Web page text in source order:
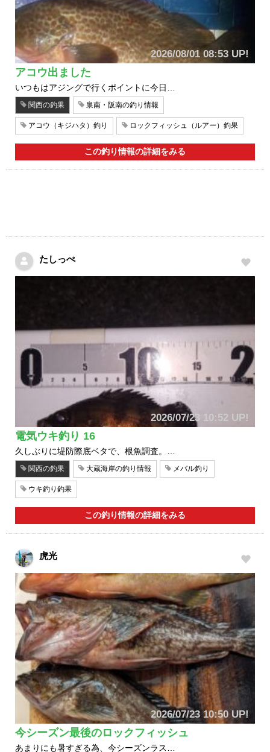
2026/08/01 08:53 UP!
アコウ出ました
いつもはアジングで行くポイントに今日…
関西の釣果 泉南・阪南の釣り情報
アコウ（キジハタ）釣り ロックフィッシュ（ルアー）釣果
この釣り情報の詳細をみる
たしっぺ
2026/07/23 10:52 UP!
電気ウキ釣り 16
久しぶりに堤防際底ベタで、根魚調査。…
関西の釣果 大蔵海岸の釣り情報 メバル釣り
ウキ釣り釣果
この釣り情報の詳細をみる
虎光
2026/07/23 10:50 UP!
今シーズン最後のロックフィッシュ
あまりにも暑すぎる為、今シーズンラス…